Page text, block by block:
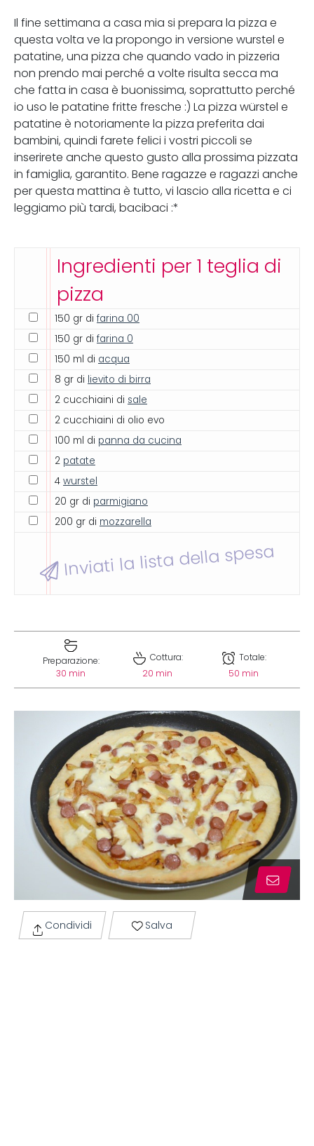
Il fine settimana a casa mia si prepara la pizza e
questa volta ve la propongo in versione wurstel e
patatine, una pizza che quando vado in pizzeria
non prendo mai perché a volte risulta secca ma
che fatta in casa è buonissima, soprattutto perché
io uso le patatine fritte fresche :) La pizza würstel e
patatine è notoriamente la pizza preferita dai
bambini, quindi farete felici i vostri piccoli se
inserirete anche questo gusto alla prossima pizzata
in famiglia, garantito. Bene ragazze e ragazzi anche
per questa mattina è tutto, vi lascio alla ricetta e ci
leggiamo più tardi, bacibaci :*
Ingredienti per 1 teglia di
pizza
150 gr di farina 00
150 gr di farina 0
150 ml di acqua
8 gr di lievito di birra
2 cucchiaini di sale
2 cucchiaini di olio evo
100 ml di panna da cucina
2 patate
4 wurstel
20 gr di parmigiano
200 gr di mozzarella
Inviati la lista della spesa
Preparazione:
30 min
Cottura:
20 min
Totale:
50 min
Condividi Salva